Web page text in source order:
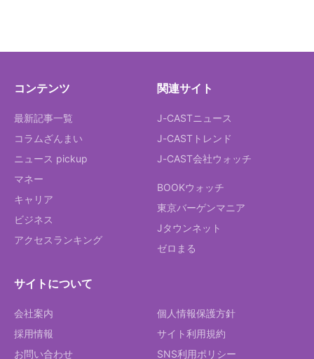
コンテンツ
最新記事一覧
コラムざんまい
ニュース pickup
マネー
キャリア
ビジネス
アクセスランキング
関連サイト
J-CASTニュース
J-CASTトレンド
J-CAST会社ウォッチ
BOOKウォッチ
東京バーゲンマニア
Jタウンネット
ゼロまる
サイトについて
会社案内
採用情報
お問い合わせ
個人情報保護方針
サイト利用規約
SNS利用ポリシー